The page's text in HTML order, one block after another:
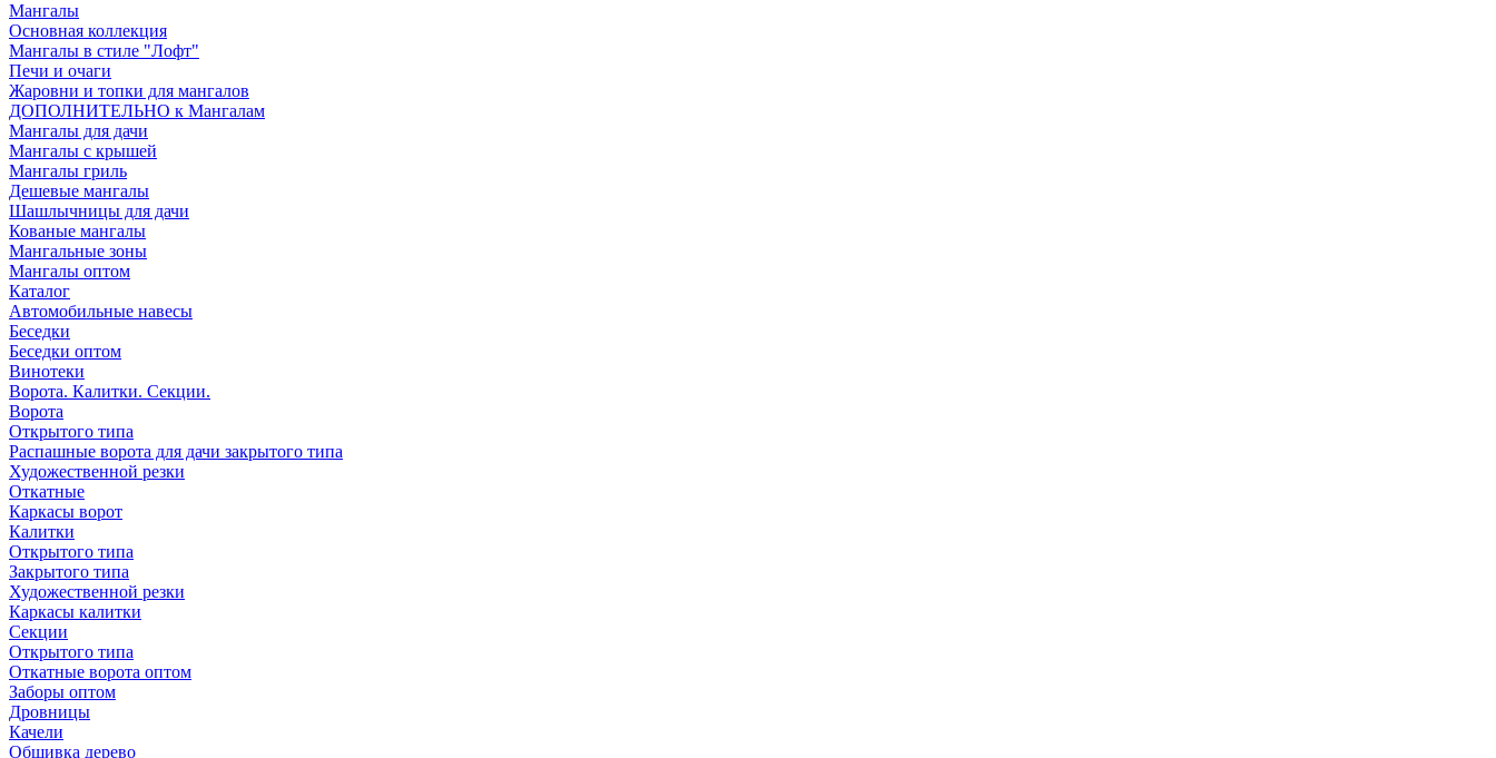
Мангалы
Основная коллекция
Мангалы в стиле "Лофт"
Печи и очаги
Жаровни и топки для мангалов
ДОПОЛНИТЕЛЬНО к Мангалам
Мангалы для дачи
Мангалы с крышей
Мангалы гриль
Дешевые мангалы
Шашлычницы для дачи
Кованые мангалы
Мангальные зоны
Мангалы оптом
Каталог
Автомобильные навесы
Беседки
Беседки оптом
Винотеки
Ворота. Калитки. Секции.
Ворота
Открытого типа
Распашные ворота для дачи закрытого типа
Художественной резки
Откатные
Каркасы ворот
Калитки
Открытого типа
Закрытого типа
Художественной резки
Каркасы калитки
Секции
Открытого типа
Откатные ворота оптом
Заборы оптом
Дровницы
Качели
Обшивка дерево